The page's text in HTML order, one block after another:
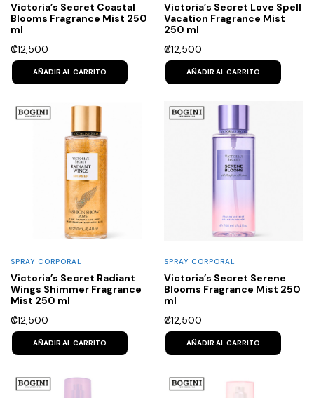
Victoria’s Secret Coastal
Blooms Fragrance Mist 250
ml
₡12,500
AÑADIR AL CARRITO
Victoria’s Secret Love Spell
Vacation Fragrance Mist
250 ml
₡12,500
AÑADIR AL CARRITO
SPRAY CORPORAL
Victoria’s Secret Radiant
Wings Shimmer Fragrance
Mist 250 ml
₡12,500
AÑADIR AL CARRITO
SPRAY CORPORAL
Victoria’s Secret Serene
Blooms Fragrance Mist 250
ml
₡12,500
AÑADIR AL CARRITO